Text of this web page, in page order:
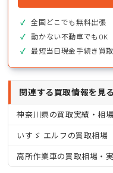
全国どこでも無料出張
動かない不動車でもOK
最短当日現金手続き買
関連する買取情報を見る
神奈川県の買取実績・相場
いすゞ エルフの買取相場
高所作業車の買取相場・